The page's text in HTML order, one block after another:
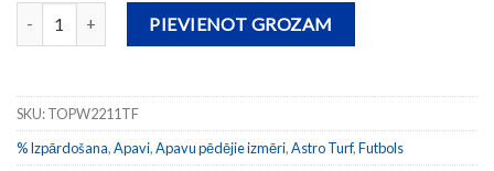
Futbola apavi TOP FLEX 2211 TURF daudzums
PIEVIENOT GROZAM
SKU:TOPW2211TF
% Izpārdošana,Apavi,Apavu pēdējie izmēri,Astro Turf,Futbols